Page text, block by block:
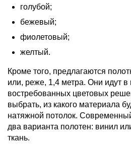
голубой;
бежевый;
фиолетовый;
желтый.
Кроме того, предлагаются
или, реже, 1,4 метра. Они идут в
востребованных цветовых
выбрать, из какого материала
натяжной потолок.
два варианта полотен: винил
ткань.